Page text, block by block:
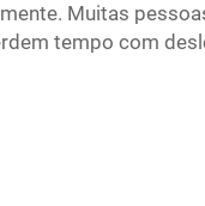
Muitas
tempo com
por crianças
vizinhos